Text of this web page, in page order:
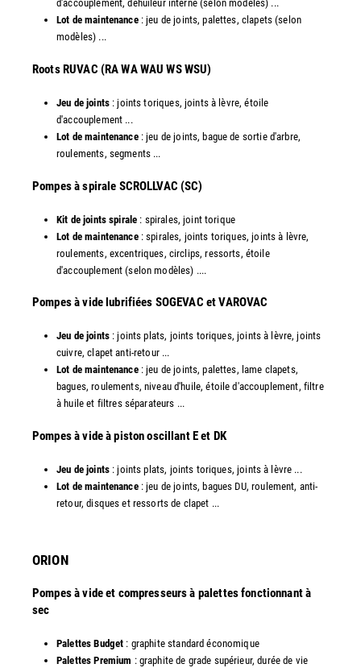
d'accouplement, déhuileur interne (selon modèles) ...
Lot de maintenance: jeu de joints, palettes, clapets (selon
modèles) ...
​Roots RUVAC (RA WA WAU WS WSU)
Jeu de joints: joints toriques, joints à lèvre, étoile
d'accouplement ...
Lot de maintenance : jeu de joints, bague de sortie d'arbre,
roulements, segments ...
​Pompes à spirale SCROLLVAC (SC)
Kit de joints spirale : spirales, joint torique
Lot de maintenance: spirales, joints toriques, joints à lèvre,
roulements, excentriques, circlips, ressorts, étoile
d'accouplement (selon modèles) ....
​Pompes à vide lubrifiées SOGEVAC et VAROVAC
Jeu de joints: joints plats, joints toriques, joints à lèvre, joints
cuivre, clapet anti-retour ...
Lot de maintenance: jeu de joints, palettes, lame clapets,
bagues, roulements, niveau d'huile, étoile d'accouplement, filtre
à huile et filtres séparateurs ...
​Pompes à vide à piston oscillant E et DK
Jeu de joints: joints plats, joints toriques, joints à lèvre ...
Lot de maintenance: jeu de joints, bagues DU, roulement, anti-
retour, disques et ressorts de clapet ...​
ORION
Pompes à vide et compresseurs à palettes fonctionnant à
sec
Palettes Budget : graphite standard économique
Palettes Premium : graphite de grade supérieur, durée de vie